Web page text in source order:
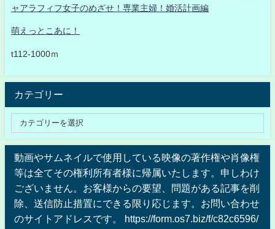
ャアラフィフ女子のめざせ！専業主婦！婚活計画編
萌えっとこあに！
t112-1000ｍ
カテゴリー
動画やサムネイルで使用している映像の著作権や肖像権
等は全てその権利所有者様に帰属いたします。申しわけ
ございません。お客様からの要望、問題がある記事を削
除、送信防止措置にできる限り応じます。お問い合わせ
のサイトアドレスです。 https://form.os7.biz/f/c82c6596/